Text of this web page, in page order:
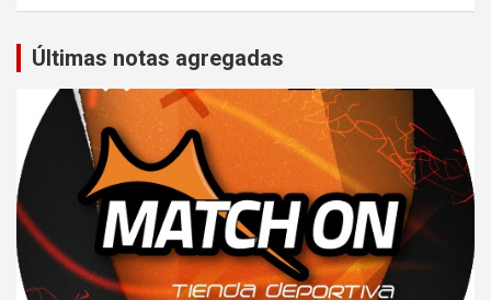
Últimas notas agregadas